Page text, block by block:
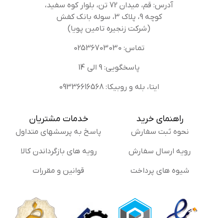
آدرس: قم، میدان 72 تن، بلوار کوه سفید،
کوچه 9، پلاک 3، سوله بانک کفش
(شرکت زنجیره تامین پویا)
تماس: 02536703030
پاسخگویی: 9 الی 14
ایتا، بله و روبیکا: 09336616568
راهنمای خرید
نحوه ثبت سفارش
رویه ارسال سفارش
شیوه های پرداخت
خدمات مشتریان
پاسخ به پرسشهای متداول
رویه های بازگرداندن کالا
قوانین و مقررات